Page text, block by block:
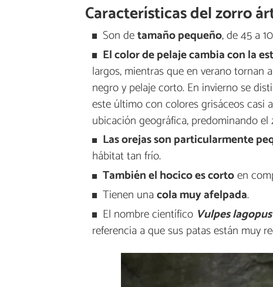
Características del zorro
Son detamaño pequeño, de 45 a
El color de pelaje cambia con la
largos, mientras que en verano tornan
negro y pelaje corto. En invierno se
este último con colores grisáceos casi
ubicación geográfica, predominando
Las orejas son particularmente
hábitat tan frío.
También el hocico es cortoen
Tienen unacola muy afelpada.
El nombre científico Vulpes lagopus
referencia a que sus patas están muy